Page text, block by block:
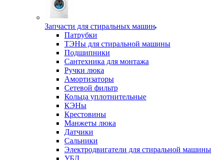
Запчасти для стиральных машин
Патрубки
ТЭНы для стиральной машины
Подшипники
Сантехника для монтажа
Ручки люка
Амортизаторы
Сетевой фильтр
Кольца уплотнительные
КЭНы
Крестовины
Манжеты люка
Датчики
Сальники
Электродвигатели для стиральной машины
УБЛ